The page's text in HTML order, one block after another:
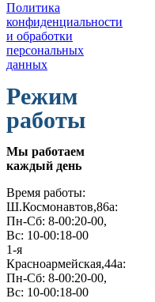
Политика
конфиденциальности
и обработки
персональных
данных
Режим
работы
Мы работаем
каждый день
Время работы:
Ш.Космонавтов,86а:
Пн-Сб: 8-00:20-00,
Вс: 10-00:18-00
1-я
Красноармейская,44а:
Пн-Сб: 8-00:20-00,
Вс: 10-00:18-00